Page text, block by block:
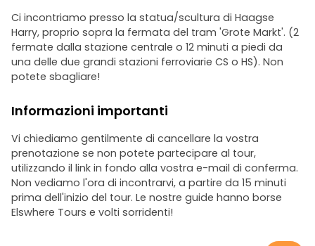
Ci incontriamo presso la statua/scultura di Haagse
Harry, proprio sopra la fermata del tram 'Grote Markt'. (2
fermate dalla stazione centrale o 12 minuti a piedi da
una delle due grandi stazioni ferroviarie CS o HS). Non
potete sbagliare!
Informazioni importanti
Vi chiediamo gentilmente di cancellare la vostra
prenotazione se non potete partecipare al tour,
utilizzando il link in fondo alla vostra e-mail di conferma.
Non vediamo l'ora di incontrarvi, a partire da 15 minuti
prima dell'inizio del tour. Le nostre guide hanno borse
Elswhere Tours e volti sorridenti!